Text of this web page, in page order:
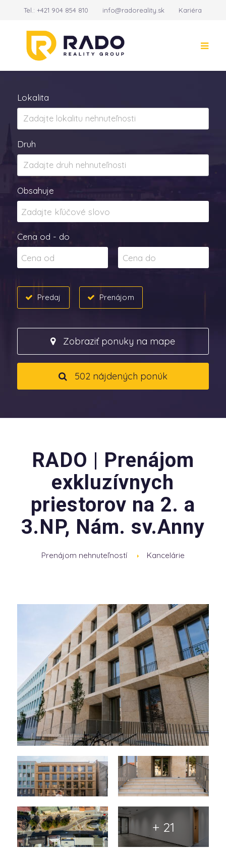
Tel.:+421 904 854 810 info@radoreality.sk Kariéra
Lokalita
Druh
Obsahuje
Cena od - do
Predaj Prenájom
Zobraziť ponuky na mape
502 nájdených ponúk
RADO | Prenájom
exkluzívnych
priestorov na 2. a
3.NP, Nám. sv.Anny
Prenájom nehnuteľností Kancelárie
+ 21